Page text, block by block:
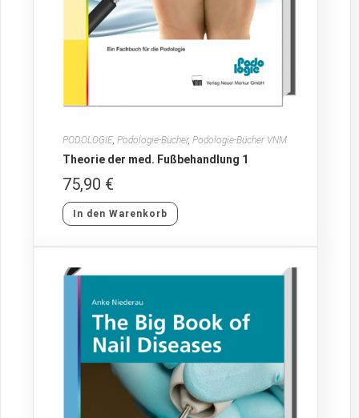
PODOLOGIE ,Podologie-Bücher,Podologie-Bücher VNM
Theorie der med. Fußbehandlung 1
75,90 €
In den Warenkorb